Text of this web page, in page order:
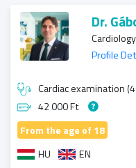
Dr.
Cardiology
Profile
Cardiac examination
42 000 Ft
From the age of 18
HU EN